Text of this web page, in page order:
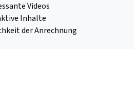
Videos
Inhalte
der Anrechnung